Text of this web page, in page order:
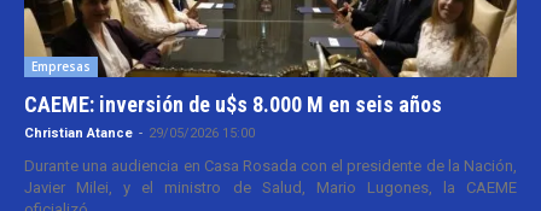
Empresas
CAEME: inversión de u$s 8.000 M en seis años
Christian Atance - 29/05/2026 15:00
Durante una audiencia en Casa Rosada con el presidente de la Nación,
Javier Milei, y el ministro de Salud, Mario Lugones, la CAEME